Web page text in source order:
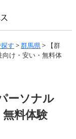
す >群馬県>
【群
け・安い・無料体
ーソナル
料体験